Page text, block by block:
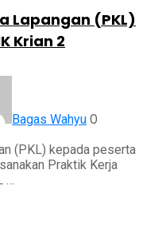
Lapangan (PKL)
Krian 2
Bagas Wahyu 0
(PKL) kepada peserta
Praktik Kerja
…